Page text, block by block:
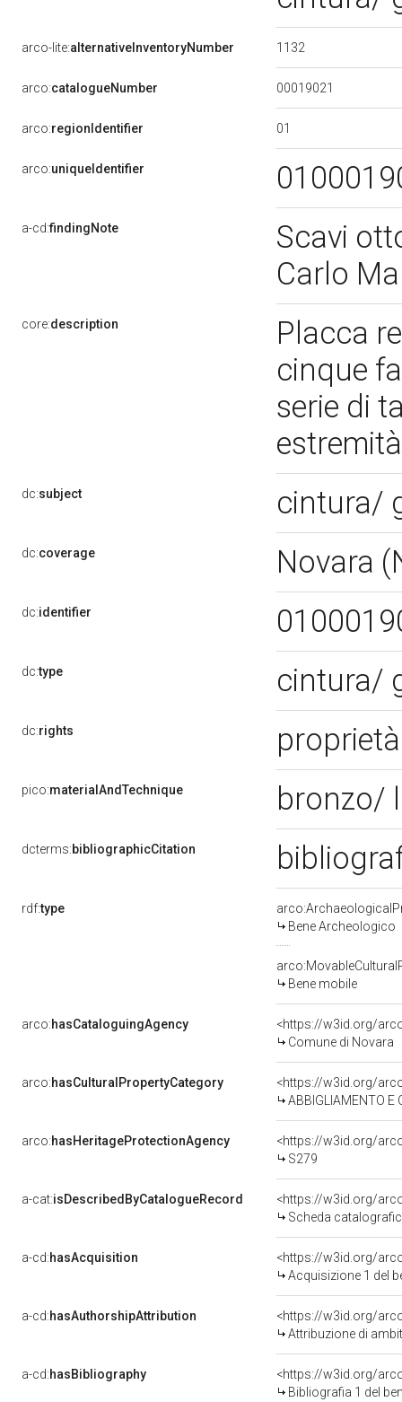
arco-lite:alternativeInventoryNumber 1132
arco:catalogueNumber 00019021
arco:regionIdentifier 01
arco:uniqueIdentifier
a-cd:findingNote
Scavi
Carlo
core:description
Placca
cinque
serie di
dc:subject cintura/
dc:coverage Novara
dc:identifier
dc:type cintura/
dc:rights
pico:materialAndTechnique bronzo/
dcterms:bibliographicCitation
rdf:type
Bene Archeologico
Bene mobile
arco:hasCataloguingAgency
<https://w3id.org/
Comune di Novara
arco:hasCulturalPropertyCategory
ABBIGLIAMENTO E
arco:hasHeritageProtectionAgency
<https://w3id.org/
S279
a-cat:isDescribedByCatalogueRecord
<https://w3id.org/
Scheda
a-cd:hasAcquisition
<https://w3id.org/
Acquisizione 1 del
a-cd:hasAuthorshipAttribution
<https://w3id.org/
Attribuzione di
a-cd:hasBibliography
<https://w3id.org/
Bibliografia 1 del